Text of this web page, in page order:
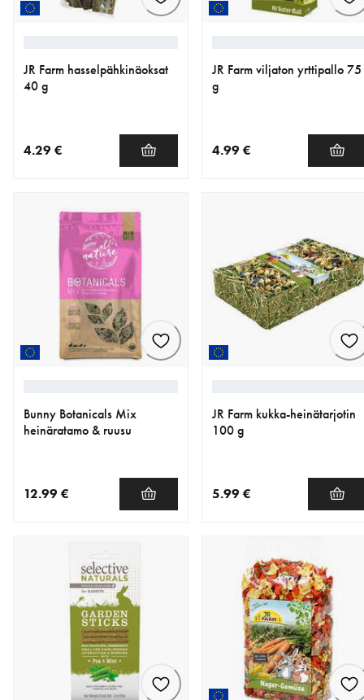
JR Farm hasselpähkinäoksat
40 g
4.29 €
JR Farm viljaton yrttipallo 75
g
4.99 €
Bunny Botanicals Mix
heinäratamo & ruusu
12.99 €
JR Farm kukka-heinätarjotin
100 g
5.99 €